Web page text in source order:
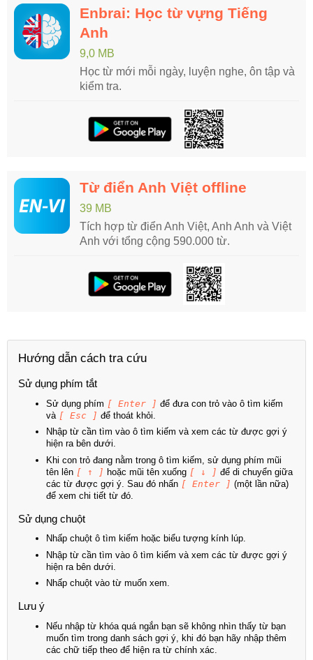
Enbrai: Học từ vựng Tiếng
Anh
9,0 MB
Học từ mới mỗi ngày, luyện nghe, ôn tập và
kiểm tra.
Từ điển Anh Việt offline
39 MB
Tích hợp từ điển Anh Việt, Anh Anh và Việt
Anh với tổng cộng 590.000 từ.
Hướng dẫn cách tra cứu
Sử dụng phím tắt
Sử dụng phím [ Enter ] để đưa con trỏ vào ô tìm kiếm
và [ Esc ] để thoát khỏi.
Nhập từ cần tìm vào ô tìm kiếm và xem các từ được gợi ý
hiện ra bên dưới.
Khi con trỏ đang nằm trong ô tìm kiếm, sử dụng phím mũi
tên lên [ ↑ ] hoặc mũi tên xuống [ ↓ ] để di chuyển giữa
các từ được gợi ý. Sau đó nhấn [ Enter ] (một lần nữa)
để xem chi tiết từ đó.
Sử dụng chuột
Nhấp chuột ô tìm kiếm hoặc biểu tượng kính lúp.
Nhập từ cần tìm vào ô tìm kiếm và xem các từ được gợi ý
hiện ra bên dưới.
Nhấp chuột vào từ muốn xem.
Lưu ý
Nếu nhập từ khóa quá ngắn bạn sẽ không nhìn thấy từ bạn
muốn tìm trong danh sách gợi ý, khi đó bạn hãy nhập thêm
các chữ tiếp theo để hiện ra từ chính xác.